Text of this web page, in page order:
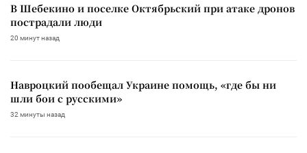
В Шебекино и поселке Октябрьский при атаке дронов
пострадали люди
20 минут назад
Навроцкий пообещал Украине помощь, «где бы ни
шли бои с русскими»
32 минуты назад